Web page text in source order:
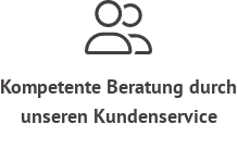
Kompetente Beratung durch
unseren Kundenservice